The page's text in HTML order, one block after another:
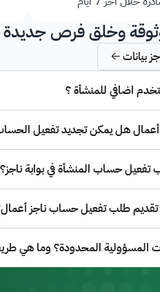
وخلق فرص جديدة
اضافي للمنشأة ؟
حساب المنشأة في بوابة ناجز؟
تقديم طلب تفعيل حساب ناجز
المحدودة؟ وما هي